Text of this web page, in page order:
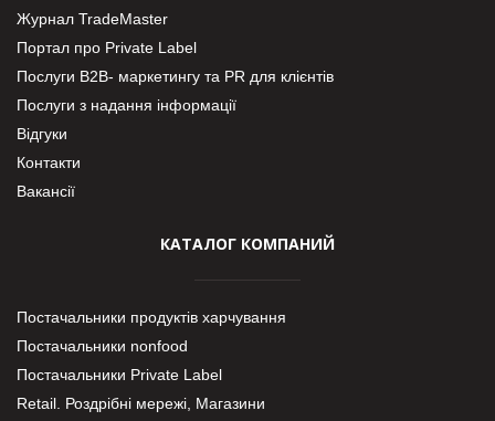
Журнал TradeMaster
Портал про Private Label
Послуги В2В- маркетингу та PR для клієнтів
Послуги з надання інформації
Відгуки
Контакти
Вакансії
КАТАЛОГ КОМПАНИЙ
Постачальники продуктів харчування
Постачальники nonfood
Постачальники Private Label
Retail. Роздрібні мережі, Магазини